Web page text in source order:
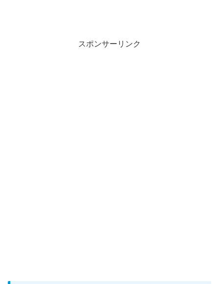
スポンサーリンク